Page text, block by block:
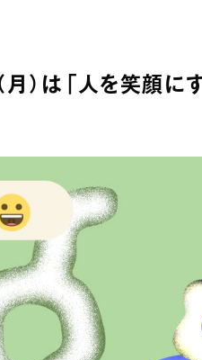
月）は「人を笑顔に